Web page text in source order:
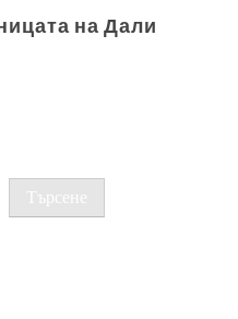
на Дали
Търсене